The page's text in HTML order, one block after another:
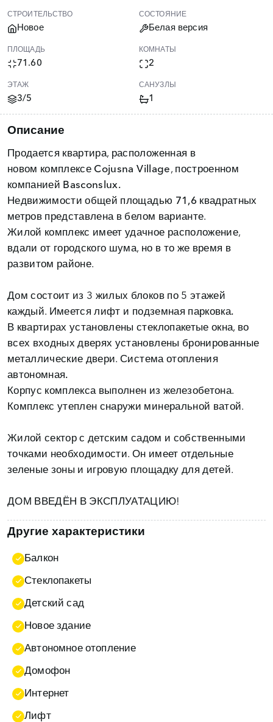
СТРОИТЕЛЬСТВО
Новое
СОСТОЯНИЕ
Белая версия
ПЛОЩАДЬ
71.60
КОМНАТЫ
2
ЭТАЖ
3/5
САНУЗЛЫ
1
Описание
Продается квартира, расположенная в
новом комплексе Cojusna Village, построенном
компанией Basconslux.
Недвижимости общей площадью 71,6 квадратных
метров представлена в белом варианте.
Жилой комплекс имеет удачное расположение,
вдали от городского шума, но в то же время в
развитом районе.
Дом состоит из 3 жилых блоков по 5 этажей
каждый. Имеетсялифт и подземная парковка.
В квартирах установлены стеклопакетые окна, во
всех входных дверях установлены бронированные
металлические двери.Система отопления
автономная.
Корпус комплекса выполнен из железобетона.
Комплекс утеплен снаружи минеральной ватой.
Жилой сектор с детским садом и собственными
точками необходимости. Он имеет отдельные
зеленые зоны и игровую площадку для детей.
ДОМ ВВЕДЁН В ЭКСПЛУАТАЦИЮ!
Другие характеристики
Балкон
Стеклопакеты
Детский сад
Новое здание
Автономное отопление
Домофон
Интернет
Лифт